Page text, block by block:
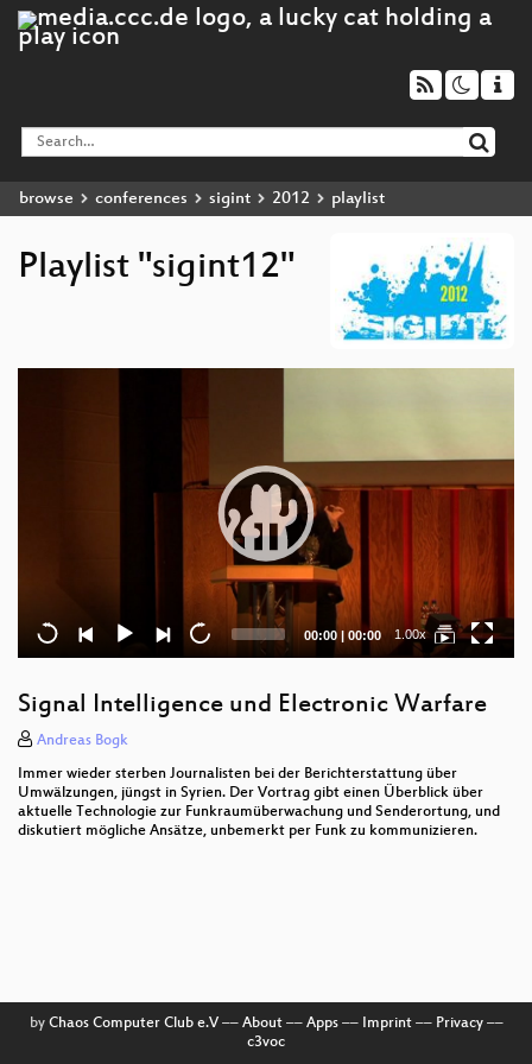
browse conferences sigint 2012 playlist
Playlist "sigint12"
Current
00:00| Total
duration
00:00 1.00x
Signal Intelligence und Electronic Warfare
Andreas Bogk
Immer wieder sterben Journalisten bei der Berichterstattung über
Umwälzungen, jüngst in Syrien. Der Vortrag gibt einen Überblick über
aktuelle Technologie zur Funkraumüberwachung und Senderortung, und
diskutiert mögliche Ansätze, unbemerkt per Funk zu kommunizieren.
by Chaos Computer Club e.V–– About–– Apps–– Imprint–– Privacy––
c3voc